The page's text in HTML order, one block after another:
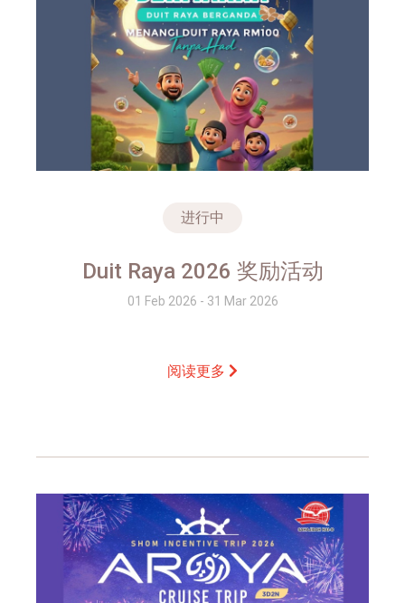
进行中
Duit Raya 2026 奖励活动
01 Feb 2026 - 31 Mar 2026
阅读更多